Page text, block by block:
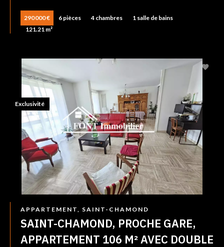
290 000 € 6 pièces 4 chambres
1 salle de bains
121.21 m²
APPARTEMENT, SAINT-CHAMOND
SAINT-CHAMOND, PROCHE GARE,
APPARTEMENT 106 M² AVEC DOUBLE
Exclusivité